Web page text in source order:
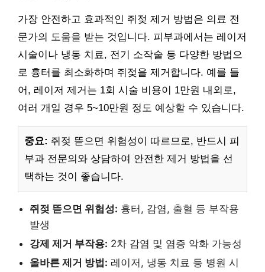
가장 안전하고 효과적인 쥐젖 제거 방법은 의료 전
문가의 도움을 받는 것입니다. 피부과에서는 레이저
시술이나 냉동 치료, 전기 소작술 등 다양한 방법으
로 흉터를 최소화하며 쥐젖을 제거합니다. 예를 들
어, 레이저 제거는 1회 시술 비용이 1만원 내외로,
여러 개일 경우 5~10만원 정도 예상할 수 있습니다.
중요: 쥐젖 뜯으면 위험성이 따르므로, 반드시 피
부과 전문의와 상담하여 안전한 제거 방법을 선
택하는 것이 좋습니다.
쥐젖 뜯으면 위험성: 흉터, 감염, 출혈 등 부작용
발생
강제 제거 부작용: 2차 감염 및 염증 악화 가능성
올바른 제거 방법: 레이저, 냉동 치료 등 병원 시